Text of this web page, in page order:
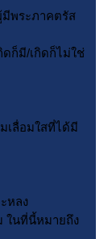
ระภาคตรัส
มี/เกิดก็ไม่ใช่
ลื่อมใสที่ได้มี
หลง
นที่นี้หมายถึง